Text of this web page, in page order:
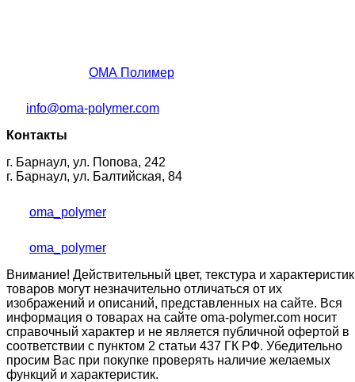
ОМА Полимер
info@oma-polymer.com
Контакты
г. Барнаул, ул. Попова, 242
г. Барнаул, ул. Балтийская, 84
oma_polymer
oma_polymer
Внимание! Действительный цвет, текстура и
товаров могут незначительно отличаться от их
изображений и описаний, представленных на сайте. Вся
информация о товарах на сайте oma-polymer.com носит
справочный характер и не является публичной офертой в
соответствии с пунктом 2 статьи 437 ГК РФ. Убедительно
просим Вас при покупке проверять наличие желаемых
функций и характеристик.